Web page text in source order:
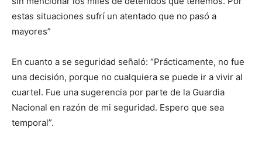
estas situaciones sufrí un atentado que no pasó a
mayores”
En cuanto a se seguridad señaló: “Prácticamente, no fue
una decisión, porque no cualquiera se puede ir a vivir al
cuartel. Fue una sugerencia por parte de la Guardia
Nacional en razón de mi seguridad. Espero que sea
temporal”.